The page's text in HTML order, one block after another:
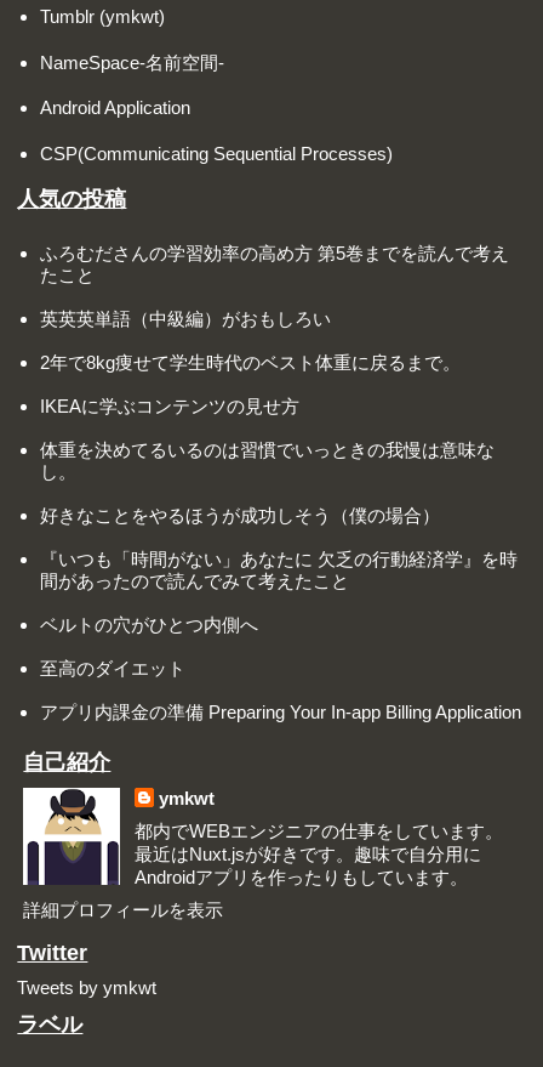
Tumblr (ymkwt)
NameSpace-名前空間-
Android Application
CSP(Communicating Sequential Processes)
人気の投稿
ふろむださんの学習効率の高め方 第5巻までを読んで考え
たこと
英英英単語（中級編）がおもしろい
2年で8kg痩せて学生時代のベスト体重に戻るまで。
IKEAに学ぶコンテンツの見せ方
体重を決めてるいるのは習慣でいっときの我慢は意味な
し。
好きなことをやるほうが成功しそう（僕の場合）
『いつも「時間がない」あなたに 欠乏の行動経済学』を時
間があったので読んでみて考えたこと
ベルトの穴がひとつ内側へ
至高のダイエット
アプリ内課金の準備 Preparing Your In-app Billing Application
自己紹介
ymkwt
都内でWEBエンジニアの仕事をしています。
最近はNuxt.jsが好きです。趣味で自分用に
Androidアプリを作ったりもしています。
詳細プロフィールを表示
Twitter
Tweets by ymkwt
ラベル